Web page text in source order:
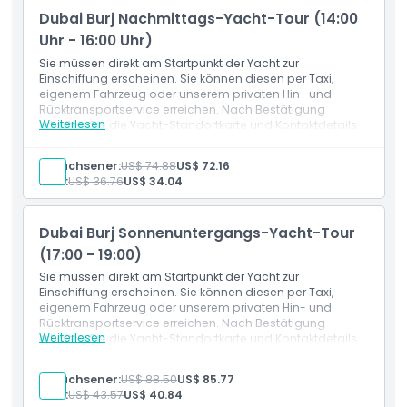
Genießen Sie eine erweiterte Tour während der
Hauptmittagszeit
Live-BBQ an Bord mit Obstplatte, frisch gepressten
Säften und Muffins
Entspannte Atmosphäre mit vollem Zugang zum
Deck und zur Lounge
Professionelle Crew und hochwertige
Annehmlichkeiten
Fotostopps und Ansichten von Sehenswürdigkeiten
Dubai Burj Nachmittags-Yacht-Tour (14:00
Uhr - 16:00 Uhr)
Sie müssen direkt am Startpunkt der Yacht zur
Einschiffung erscheinen. Sie können diesen per Taxi,
eigenem Fahrzeug oder unserem privaten Hin- und
Rücktransportservice erreichen. Nach Bestätigung
erhalten Sie die Yacht-Standortkarte und Kontaktdetails.
geplanten Abfahrtszeit der Yacht anzukommen.
Weiterlesen
Leistungen
Tour-Highlights umfassen Dubai Marina, Ain Dubai,
JBR Skyline, Sheikh's Island, Palm Jumeirah und Burj Al
Grill an Bord, Obstplatte, frische Säfte und Muffins
Sonnige Nachmittagsansichten mit entspannter
Großzügiges Deck zum Entspannen und Sightseeing
Freundliche Crew und Gastfreundschaft an Bord
Perfekte Mittagsflucht für Freizeit oder Sightseeing
Erwachsener:US$ 74.88US$ 72.16
Kind:US$ 36.76US$ 34.04
Dubai Burj Sonnenuntergangs-Yacht-Tour
(17:00 - 19:00)
Sie müssen direkt am Startpunkt der Yacht zur
Einschiffung erscheinen. Sie können diesen per Taxi,
eigenem Fahrzeug oder unserem privaten Hin- und
Rücktransportservice erreichen. Nach Bestätigung
erhalten Sie die Yacht-Standortkarte und Kontaktdetails.
geplanten Abfahrtszeit der Yacht anzukommen.
Weiterlesen
Leistungen
Abendliche Kreuzfahrt, die Dubai Marina, Ain Dubai,
Erwachsener:US$ 88.50US$ 85.77
Kind:US$ 43.57US$ 40.84